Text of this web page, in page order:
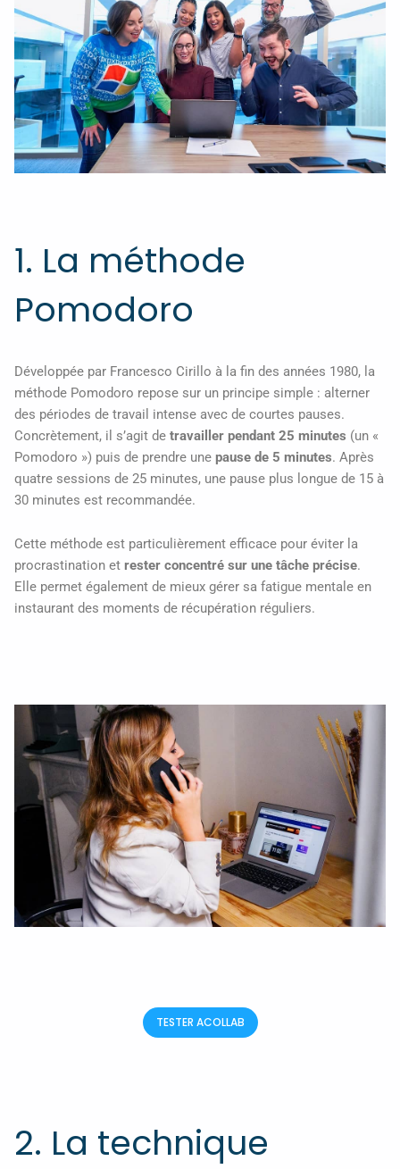
1. La méthode
Pomodoro
Développée par Francesco Cirillo à la fin des années 1980, la
méthode Pomodoro repose sur un principe simple : alterner
des périodes de travail intense avec de courtes pauses.
Concrètement, il s’agit de travailler pendant 25 minutes (un «
Pomodoro ») puis de prendre une pause de 5 minutes. Après
quatre sessions de 25 minutes, une pause plus longue de 15 à
30 minutes est recommandée.
Cette méthode est particulièrement efficace pour éviter la
procrastination et rester concentré sur une tâche précise.
Elle permet également de mieux gérer sa fatigue mentale en
instaurant des moments de récupération réguliers.
TESTER ACOLLAB
2. La technique